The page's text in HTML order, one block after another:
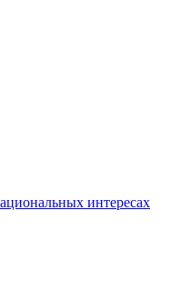
интересах